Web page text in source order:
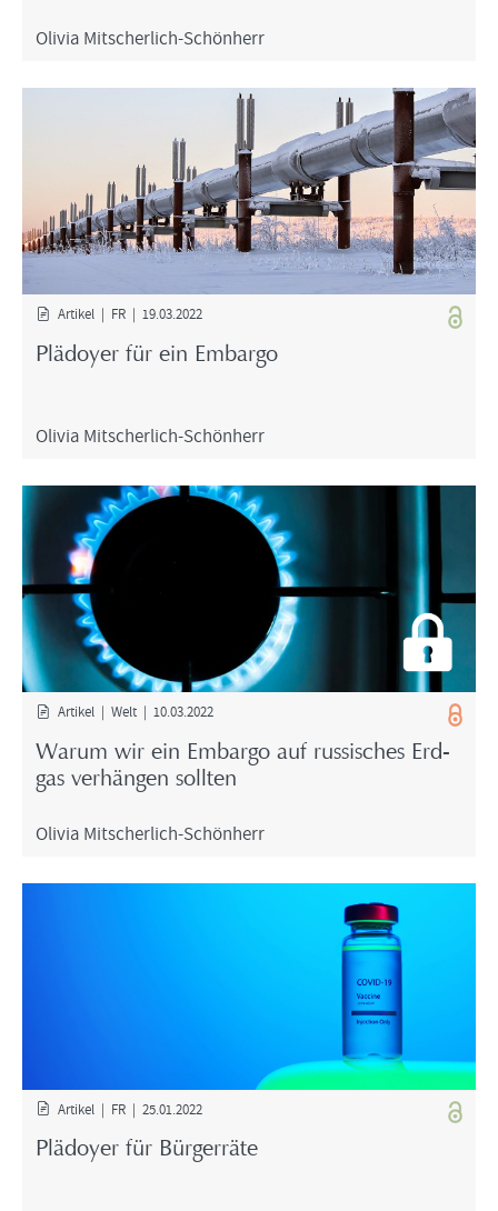
Oli­via Mitscherlich-​Schönherr
Ar­ti­kel | FR | 19.03.2022
Plä­doy­er für ein Em­bar­go
Oli­via Mitscherlich-​Schönherr
Ar­ti­kel | Welt | 10.03.2022
Warum wir ein Em­bar­go auf rus­si­sches Erd­
gas ver­hän­gen soll­ten
Oli­via Mitscherlich-​Schönherr
Ar­ti­kel | FR | 25.01.2022
Plä­doy­er für Bür­ger­rä­te